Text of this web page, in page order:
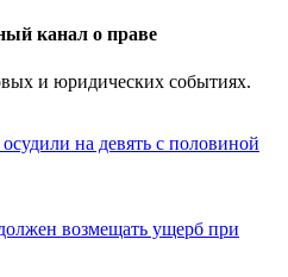
канал о праве
и юридических событиях.
на девять с половиной
возмещать ущерб при